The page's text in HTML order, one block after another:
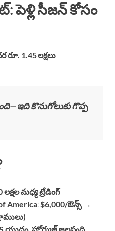
సీజన్ కోసం
రూ. 1.45 లక్షలు
కొనుగోలుకు గొప్ప
లక్షల మధ్య ట్రేడింగ్
America: $6,000/ఔన్స్ →
యుద్ధం, హోర్ముజ్ జలసంధి